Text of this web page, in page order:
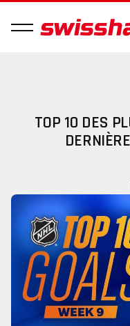
TOP 10 DES